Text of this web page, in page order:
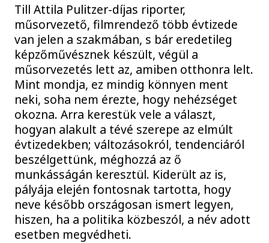
Till Attila Pulitzer-díjas riporter,
műsorvezető, filmrendező több évtizede
van jelen a szakmában, s bár eredetileg
képzőművésznek készült, végül a
műsorvezetés lett az, amiben otthonra lelt.
Mint mondja, ez mindig könnyen ment
neki, soha nem érezte, hogy nehézséget
okozna. Arra kerestük vele a választ,
hogyan alakult a tévé szerepe az elmúlt
évtizedekben; változásokról, tendenciáról
beszélgettünk, méghozzá az ő
munkásságán keresztül. Kiderült az is,
pályája elején fontosnak tartotta, hogy
neve később országosan ismert legyen,
hiszen, ha a politika közbeszól, a név adott
esetben megvédheti.